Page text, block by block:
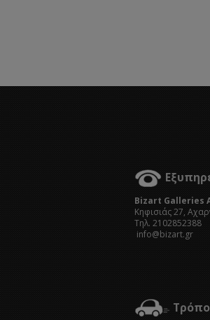
Bizart Galleries
Kηφισιάς 27,
Τηλ. 2102852388
info@bizart.gr